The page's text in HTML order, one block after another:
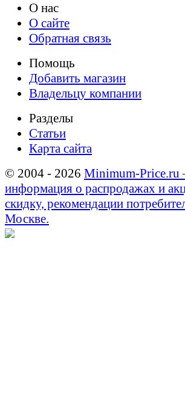
О нас
О сайте
Обратная связь
Помощь
Добавить магазин
Владельцу компании
Разделы
Статьи
Карта сайта
© 2004 - 2026 Minimum-Price.ru
информация о распродажах и
скидку, рекомендации
Москве.